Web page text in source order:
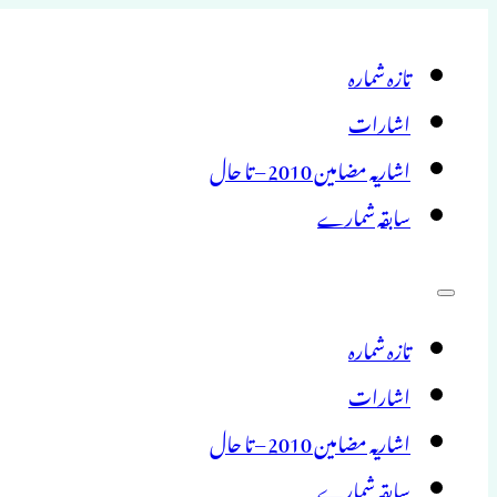
تازہ شمارہ
اشارات
اشاریہ مضامین 2010 – تا حال
سابقہ شمارے
تازہ شمارہ
اشارات
اشاریہ مضامین 2010 – تا حال
سابقہ شمارے